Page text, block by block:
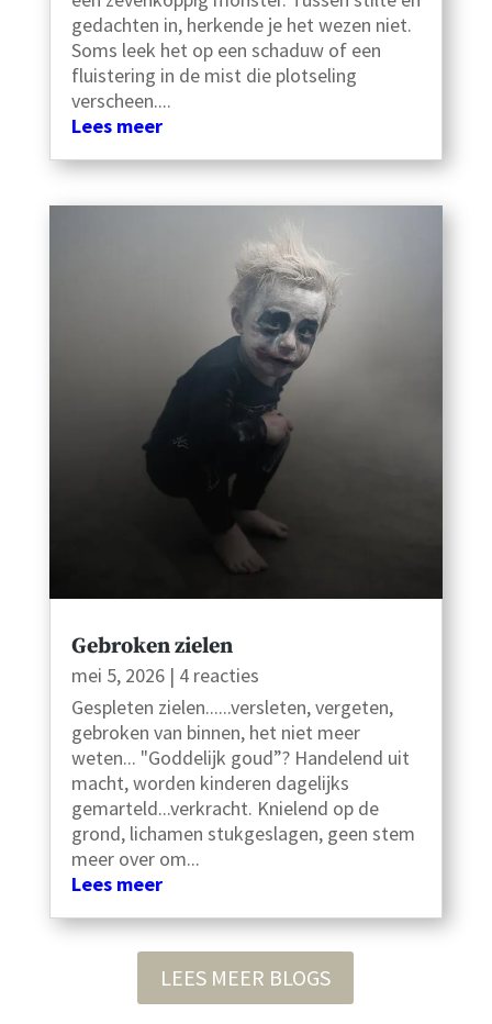
gedachten in, herkende je het wezen niet.
Soms leek het op een schaduw of een
fluistering in de mist die plotseling
verscheen....
Lees meer
Gebroken zielen
mei 5, 2026| 4 reacties
Gespleten zielen......versleten, vergeten,
gebroken van binnen, het niet meer
weten... "Goddelijk goud”? Handelend uit
macht, worden kinderen dagelijks
gemarteld...verkracht. Knielend op de
grond, lichamen stukgeslagen, geen stem
meer over om...
Lees meer
LEES MEER BLOGS